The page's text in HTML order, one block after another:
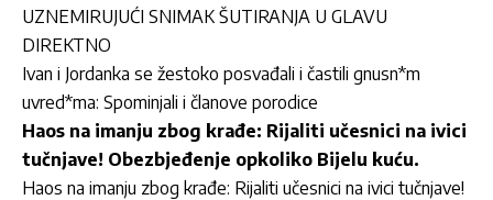
UZNEMIRUJUĆI SNIMAK ŠUTIRANJA U GLAVU
DIREKTNO
Ivan i Jordanka se žestoko posvađali i častili gnusn*m
uvred*ma: Spominjali i članove porodice
Haos na imanju zbog krađe: Rijaliti učesnici na ivici
tučnjave! Obezbjeđenje opkoliko Bijelu kuću.
Haos na imanju zbog krađe: Rijaliti učesnici na ivici tučnjave!